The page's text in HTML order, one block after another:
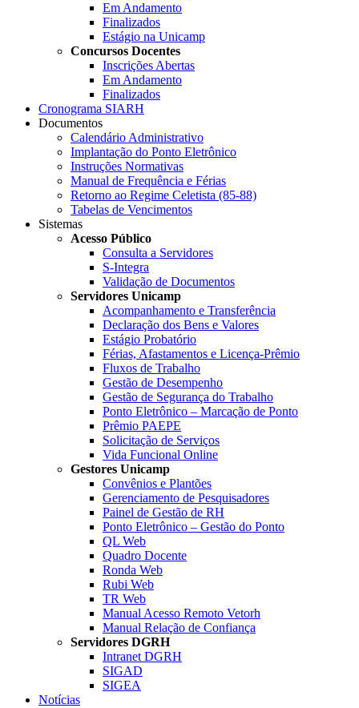
Em Andamento
Finalizados
Estágio na Unicamp
Concursos Docentes
Inscrições Abertas
Em Andamento
Finalizados
Cronograma SIARH
Documentos
Calendário Administrativo
Implantação do Ponto Eletrônico
Instruções Normativas
Manual de Frequência e Férias
Retorno ao Regime Celetista (85-88)
Tabelas de Vencimentos
Sistemas
Acesso Público
Consulta a Servidores
S-Integra
Validação de Documentos
Servidores Unicamp
Acompanhamento e Transferência
Declaração dos Bens e Valores
Estágio Probatório
Férias, Afastamentos e Licença-Prêmio
Fluxos de Trabalho
Gestão de Desempenho
Gestão de Segurança do Trabalho
Ponto Eletrônico – Marcação de Ponto
Prêmio PAEPE
Solicitação de Serviços
Vida Funcional Online
Gestores Unicamp
Convênios e Plantões
Gerenciamento de Pesquisadores
Painel de Gestão de RH
Ponto Eletrônico – Gestão do Ponto
QL Web
Quadro Docente
Ronda Web
Rubi Web
TR Web
Manual Acesso Remoto Vetorh
Manual Relação de Confiança
Servidores DGRH
Intranet DGRH
SIGAD
SIGEA
Notícias